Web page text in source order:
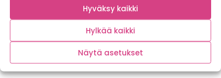
Hyväksy kaikki
Hylkää kaikki
Näytä asetukset
Tilaa kasvispitoinen uutiskirje